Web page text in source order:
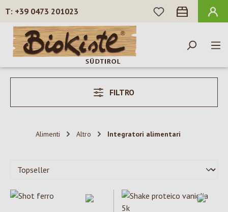
Passa al contenuto principale
+39 0473 201023
HAI 0 ARTICOLI
FILTRO
Alimenti Altro Integratori alimentari